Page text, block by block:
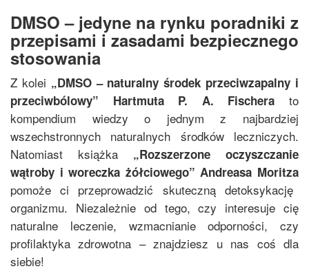
DMSO – jedyne na rynku poradniki z
przepisami i zasadami bezpiecznego
stosowania
Z kolei „DMSO – naturalny środek przeciwzapalny i
przeciwbólowy” Hartmuta P. A. Fischera to
kompendium wiedzy o jednym z najbardziej
wszechstronnych naturalnych środków leczniczych.
Natomiast książka „Rozszerzone oczyszczanie
wątroby i woreczka żółciowego”Andreasa Moritza
pomoże ci przeprowadzić skuteczną detoksykację
organizmu. Niezależnie od tego, czy interesuje cię
naturalne leczenie, wzmacnianie odporności, czy
profilaktyka zdrowotna – znajdziesz u nas coś dla
siebie!